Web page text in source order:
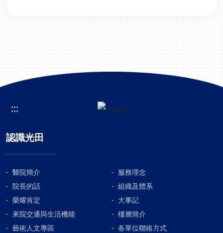
:::
認識光田
醫院簡介
服務理念
院長的話
組織及體系
榮耀肯定
大事記
來院交通與生活機能
樓層簡介
藝術人文專區
各單位聯絡方式